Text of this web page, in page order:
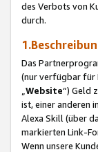
des Verbots von
durch.
Das
(nur verfügbar für
Website“) Geld
ist, einer anderen
Alexa Skill (über
markierten Link-
Wenn unsere